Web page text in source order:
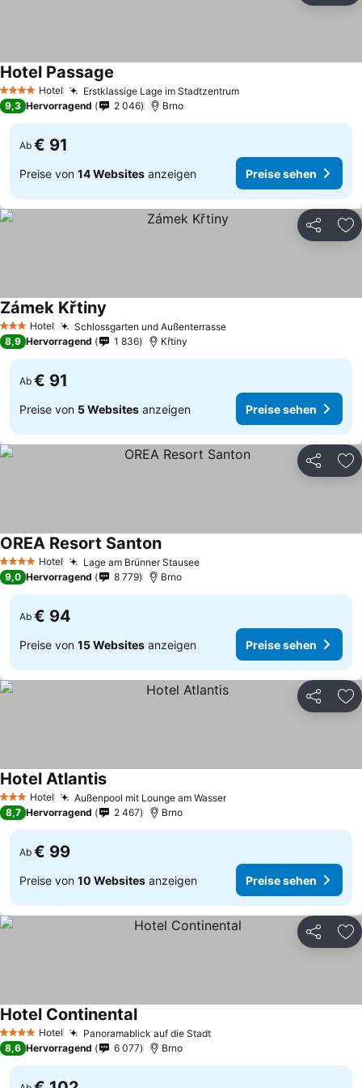
4 Sterne Hotel Erstklassige Lage im Stadtzentrum
Hotel Passage
9,3 Hervorragend 2 046 Brno
Ab € 91
Preise von 14 Websites anzeigen Preise sehen
Teilen
3 SterneHotel Schlossgarten und Außenterrasse
Zámek Křtiny
8,9 Hervorragend 1 836 Křtiny
Ab € 91
Preise von 5 Websites anzeigen Preise sehen
Teilen
4 Sterne Hotel Lage am Brünner Stausee
OREA Resort Santon
9,0 Hervorragend 8 779 Brno
Ab € 94
Preise von 15 Websites anzeigen Preise sehen
Teilen
3 SterneHotel Außenpool mit Lounge am Wasser
Hotel Atlantis
8,7 Hervorragend 2 467 Brno
Ab € 99
Preise von 10 Websites anzeigen Preise sehen
Teilen
4 Sterne Hotel Panoramablick auf die Stadt
Hotel Continental
8,6 Hervorragend 6 077 Brno